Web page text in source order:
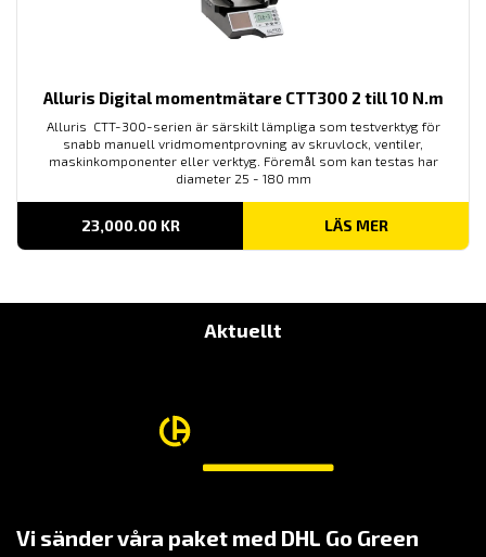
Alluris Digital momentmätare CTT300 2 till 10 N.m
Alluris CTT-300-serien är särskilt lämpliga som testverktyg för
snabb manuell vridmomentprovning av skruvlock, ventiler,
maskinkomponenter eller verktyg. Föremål som kan testas har
diameter 25 - 180 mm
23,000.00 KR LÄS MER
Aktuellt
Vi sänder våra paket med DHL Go Green